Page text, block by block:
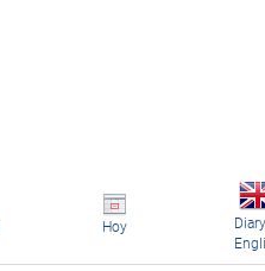
Hoy